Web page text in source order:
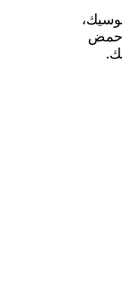
وحمض